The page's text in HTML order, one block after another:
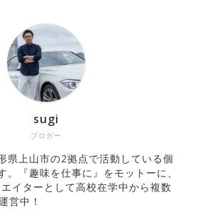
ブロガー
sugi
県上山市の2拠点で活動している個
。『趣味を仕事に』をモットーに、
イターとして高校在学中から複数
営中！